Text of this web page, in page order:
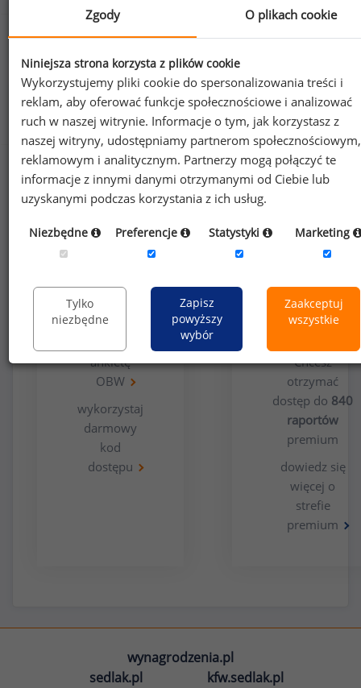
Jak uzyskać dostęp do raportu?
bezpłatna
ankietę
OBW
wykorzystaj
darmowy
kod
dostępu
użytkowników
premium
Chcesz
otrzymać
dostęp do 840
raportów
premium
dowiedz się
więcej o
strefie
premium
wynagrodzenia.pl
sedlak.pl
kfw.sedlak.pl
Zgody O plikach cookie
Niniejsza strona korzysta z plików cookie
Wykorzystujemy pliki cookie do spersonalizowania treści i
reklam, aby oferować funkcje społecznościowe i analizować
ruch w naszej witrynie. Informacje o tym, jak korzystasz z
naszej witryny, udostępniamy partnerom społecznościowym,
reklamowym i analitycznym. Partnerzy mogą połączyć te
informacje z innymi danymi otrzymanymi od Ciebie lub
uzyskanymi podczas korzystania z ich usług.
Niezbędne Preferencje Statystyki Marketing
Tylko
niezbędne
Zapisz
powyższy
wybór
Zaakceptuj
wszystkie